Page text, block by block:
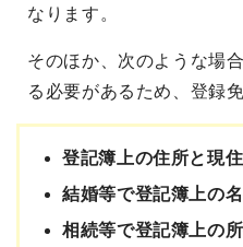
なります。
そのほか、次のような場
る必要があるため、登録
登記簿上の住所と現
結婚等で登記簿上の
相続等で登記簿上の